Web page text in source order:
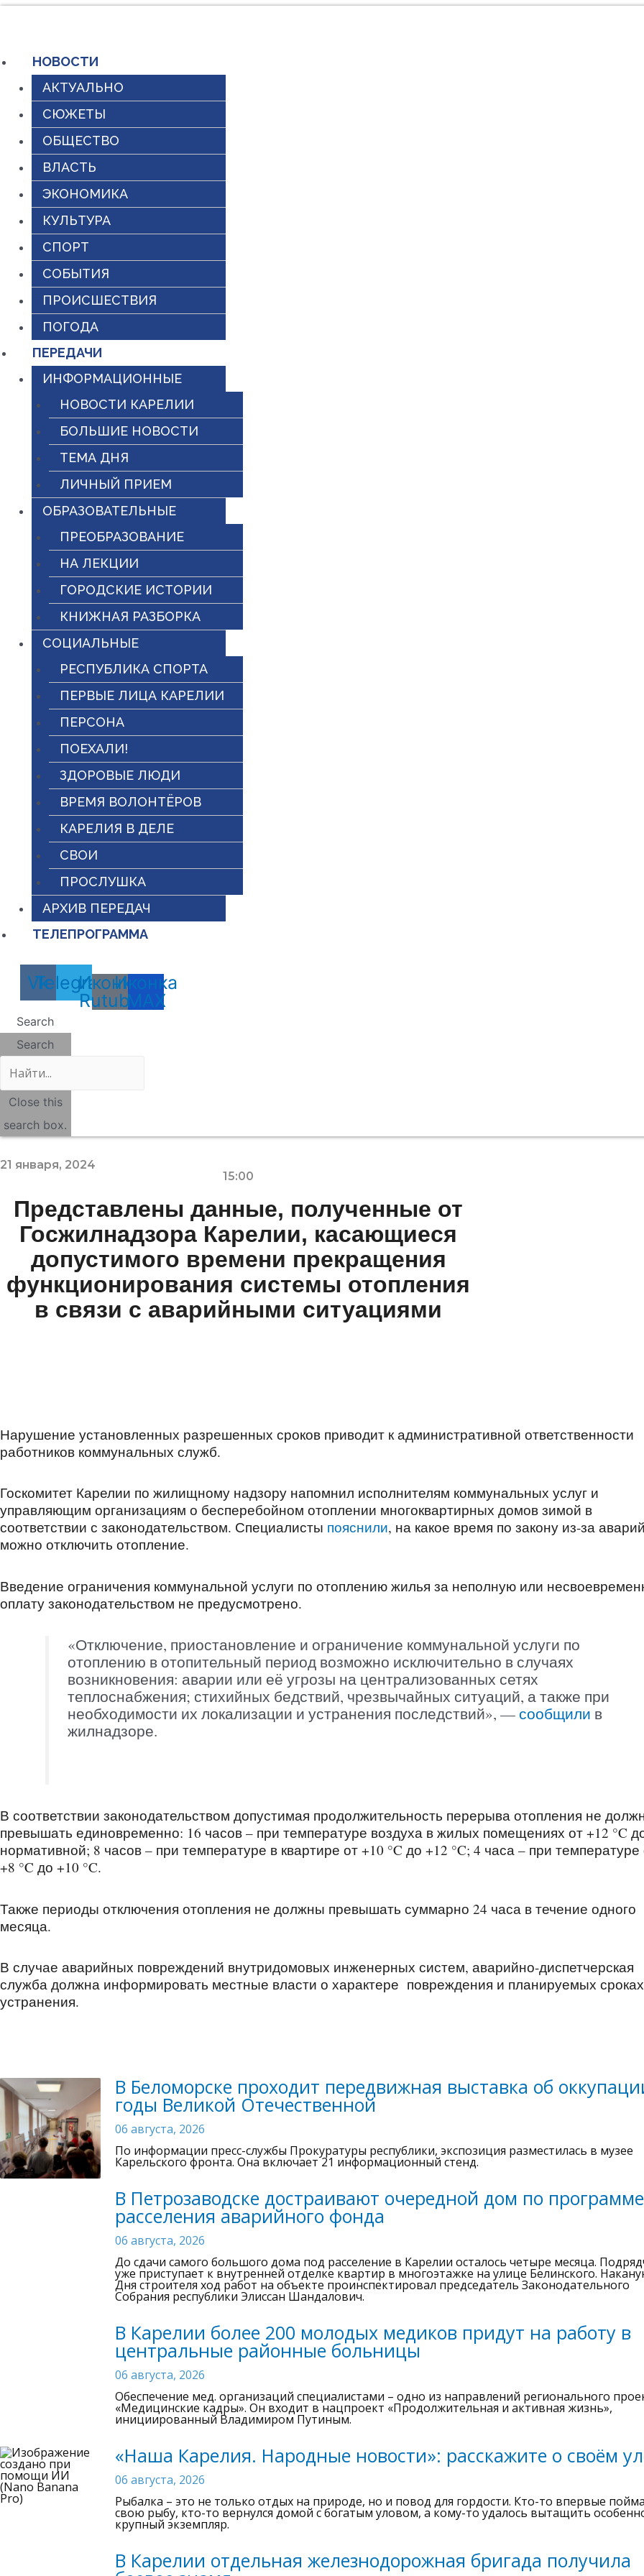
содержимому
НОВОСТИ
АКТУАЛЬНО
СЮЖЕТЫ
ОБЩЕСТВО
ВЛАСТЬ
ЭКОНОМИКА
КУЛЬТУРА
СПОРТ
СОБЫТИЯ
ПРОИСШЕСТВИЯ
ПОГОДА
ПЕРЕДАЧИ
ИНФОРМАЦИОННЫЕ
НОВОСТИ КАРЕЛИИ
БОЛЬШИЕ НОВОСТИ
ТЕМА ДНЯ
ЛИЧНЫЙ ПРИЕМ
ОБРАЗОВАТЕЛЬНЫЕ
ПРЕОБРАЗОВАНИЕ
НА ЛЕКЦИИ
ГОРОДСКИЕ ИСТОРИИ
КНИЖНАЯ РАЗБОРКА
СОЦИАЛЬНЫЕ
РЕСПУБЛИКА СПОРТА
ПЕРВЫЕ ЛИЦА КАРЕЛИИ
ПЕРСОНА
ПОЕХАЛИ!
ЗДОРОВЫЕ ЛЮДИ
ВРЕМЯ ВОЛОНТЁРОВ
КАРЕЛИЯ В ДЕЛЕ
СВОИ
ПРОСЛУШКА
АРХИВ ПЕРЕДАЧ
ТЕЛЕПРОГРАММА
Vk
Telegram
Иконка
Rutube
Иконка
MAX
Search
Search
Close this
search box.
21 января, 2024
15:00
Представлены данные, полученные от
Госжилнадзора Карелии, касающиеся
допустимого времени прекращения
функционирования системы отопления
в связи с аварийными ситуациями
Нарушение установленных разрешенных сроков приводит к административной ответственности
работников коммунальных служб.
Госкомитет Карелии по жилищному надзору напомнил исполнителям коммунальных услуг и
управляющим организациям о бесперебойном отоплении многоквартирных домов зимой в
соответствии с законодательством. Специалисты пояснили, на какое время по закону из-за аварий
можно отключить отопление.
Введение ограничения коммунальной услуги по отоплению жилья за неполную или
оплату законодательством не предусмотрено.
«Отключение, приостановление и ограничение коммунальной услуги по
отоплению в отопительный период возможно исключительно в случаях
возникновения: аварии или её угрозы на централизованных сетях
теплоснабжения; стихийных бедствий, чрезвычайных ситуаций, а также при
необходимости их локализации и устранения последствий», —сообщили в
жилнадзоре.
В соответствии законодательством допустимая продолжительность перерыва отопления не
превышать единовременно: 16 часов – при температуре воздуха в жилых помещениях от +12 °C
нормативной; 8 часов – при температуре в квартире от +10 °C до +12 °C; 4 часа – при температуре
+8 °C до +10 °C.
Также периоды отключения отопления не должны превышать суммарно 24 часа в течение одного
месяца.
В случае аварийных повреждений внутридомовых инженерных систем, аварийно-диспетчерская
служба должна информировать местные власти о характере повреждения и планируемых сроках
устранения.
В Беломорске проходит передвижная выставка об
годы Великой Отечественной
06 августа, 2026
По информации пресс-службы Прокуратуры республики, экспозиция разместилась в музее
Карельского фронта. Она включает 21 информационный стенд.
В Петрозаводске достраивают очередной дом по программе
расселения аварийного фонда
06 августа, 2026
До сдачи самого большого дома под расселение в Карелии осталось четыре месяца.
уже приступает к внутренней отделке квартир в многоэтажке на улице Белинского.
Дня строителя ход работ на объекте проинспектировал председатель Законодательного
Собрания республики Элиссан Шандалович.
В Карелии более 200 молодых медиков придут на работу в
центральные районные больницы
06 августа, 2026
Обеспечение мед. организаций специалистами – одно из направлений регионального
«Медицинские кадры». Он входит в нацпроект «Продолжительная и активная жизнь»,
инициированный Владимиром Путиным.
«Наша Карелия. Народные новости»: расскажите о своём
06 августа, 2026
Рыбалка – это не только отдых на природе, но и повод для гордости. Кто-то впервые
свою рыбу, кто-то вернулся домой с богатым уловом, а кому-то удалось вытащить
крупный экземпляр.
В Карелии отдельная железнодорожная бригада получила